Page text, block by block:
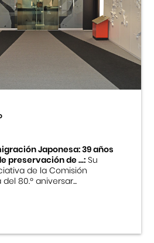
Japonesa: 39 años
preservación de ...:Su
de la Comisión
80.º aniversar...